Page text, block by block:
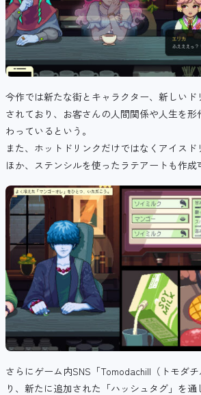
今作では新たな街とキャラクター、新しいド
されており、お客さんの人間関係や人生を形
わっているという。
また、ホットドリンクだけではなくアイス
ほか、ステンシルを使ったラテアートも作成
さらにゲーム内SNS「Tomodachill（トモダ
り、新たに追加された「ハッシュタグ」を